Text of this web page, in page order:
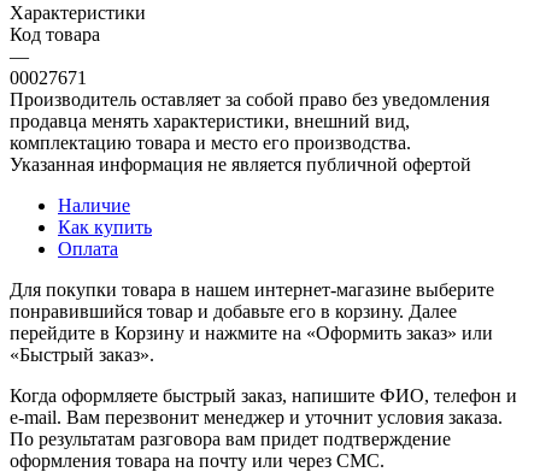
Характеристики
Код товара
—
00027671
Производитель оставляет за собой право без уведомления
продавца менять характеристики, внешний вид,
комплектацию товара и место его производства.
Указанная информация не является публичной офертой
Наличие
Как купить
Оплата
Для покупки товара в нашем интернет-магазине выберите
понравившийся товар и добавьте его в корзину. Далее
перейдите в Корзину и нажмите на «Оформить заказ» или
«Быстрый заказ».
Когда оформляете быстрый заказ, напишите ФИО, телефон и
e-mail. Вам перезвонит менеджер и уточнит условия заказа.
По результатам разговора вам придет подтверждение
оформления товара на почту или через СМС.